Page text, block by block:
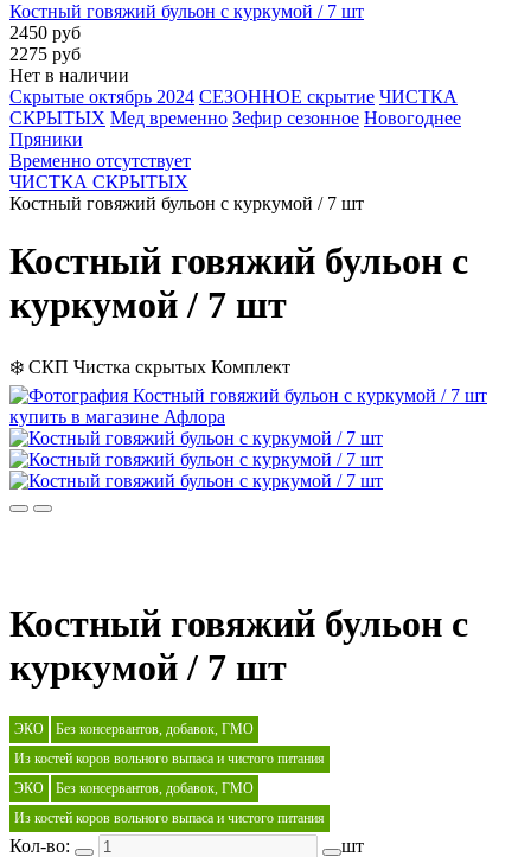
Костный говяжий бульон с куркумой / 7 шт
2450 руб
2275 руб
Нет в наличии
Скрытые октябрь 2024 СЕЗОННОЕ скрытие ЧИСТКА
СКРЫТЫХ Мед временно Зефир сезонное Новогоднее
Пряники
Временно отсутствует
ЧИСТКА СКРЫТЫХ
Костный говяжий бульон с куркумой / 7 шт
Костный говяжий бульон с
куркумой / 7 шт
❄️ СКП Чистка скрытых Комплект
Костный говяжий бульон с
куркумой / 7 шт
ЭКО
Без консервантов, добавок, ГМО
Из костей коров вольного выпаса и чистого питания
ЭКО
Без консервантов, добавок, ГМО
Из костей коров вольного выпаса и чистого питания
Кол-во:
шт